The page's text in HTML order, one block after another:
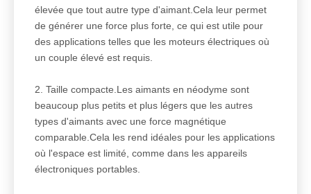
élevée que tout autre type d'aimant.Cela leur permet
de générer une force plus forte, ce qui est utile pour
des applications telles que les moteurs électriques où
un couple élevé est requis.
2. Taille compacte.Les aimants en néodyme sont
beaucoup plus petits et plus légers que les autres
types d'aimants avec une force magnétique
comparable.Cela les rend idéales pour les applications
où l'espace est limité, comme dans les appareils
électroniques portables.